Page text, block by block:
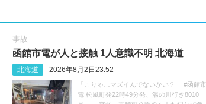
事故
函館市電が人と接触 1人意識不明 北海道
北海道 2026年8月2日23:52
「こりゃ…マズイんでないかい？」 #函館市
電 松風町発22時49分発、湯の川行き8010